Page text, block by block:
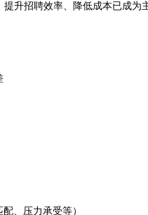
升招聘效率、降低成本已成为
、压力承受等）